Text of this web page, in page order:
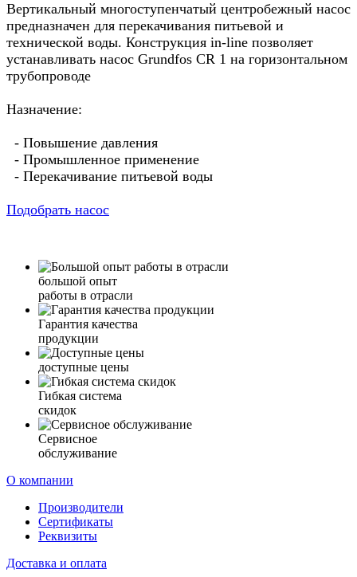
Вертикальный многоступенчатый центробежный насос
предназначен для перекачивания питьевой и
технической воды. Конструкция in-line позволяет
устанавливать насос Grundfos CR 1 на горизонтальном
трубопроводе
Назначение:
- Повышение давления
- Промышленное применение
- Перекачивание питьевой воды
Подобрать насос
большой опыт
работы в отрасли
Гарантия качества
продукции
доступные цены
Гибкая система
скидок
Сервисное
обслуживание
О компании
Производители
Сертификаты
Реквизиты
Доставка и оплата